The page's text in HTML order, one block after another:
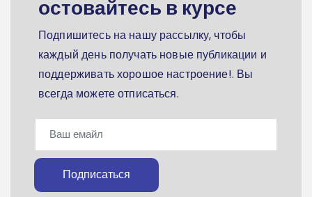
остовайтесь в курсе
Подпишитесь на нашу рассылку, чтобы
каждый день получать новые публикации и
поддерживать хорошое настроение!. Вы
всегда можете отписаться.
Подписаться